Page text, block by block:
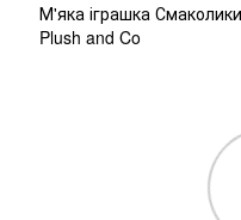
М'яка іграшка
Plush and Co